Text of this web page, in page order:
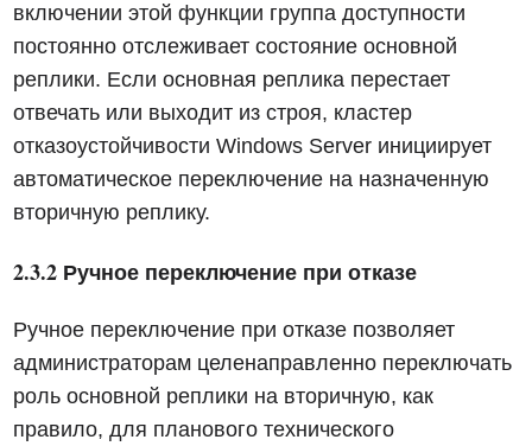
включении этой функции группа доступности
постоянно отслеживает состояние основной
реплики. Если основная реплика перестает
отвечать или выходит из строя, кластер
отказоустойчивости Windows Server инициирует
автоматическое переключение на назначенную
вторичную реплику.
2.3.2 Ручное переключение при отказе
Ручное переключение при отказе позволяет
администраторам целенаправленно переключать
роль основной реплики на вторичную, как
правило, для планового технического